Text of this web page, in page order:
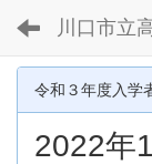
川口市立
令和３年度入学
2022年